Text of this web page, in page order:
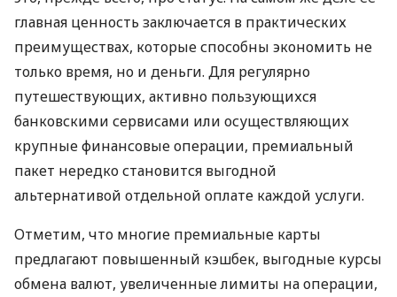
главная ценность заключается в практических
преимуществах, которые способны экономить не
только время, но и деньги. Для регулярно
путешествующих, активно пользующихся
банковскими сервисами или осуществляющих
крупные финансовые операции, премиальный
пакет нередко становится выгодной
альтернативой отдельной оплате каждой услуги.
Отметим, что многие премиальные карты
предлагают повышенный кэшбек, выгодные курсы
обмена валют, увеличенные лимиты на операции,